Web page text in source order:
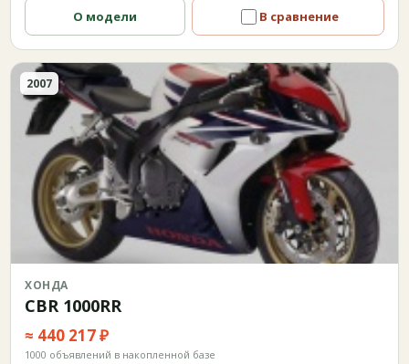
О модели В сравнение
2007
ХОНДА
CBR 1000RR
≈ 440 217 ₽
1000 объявлений в накопленной базе